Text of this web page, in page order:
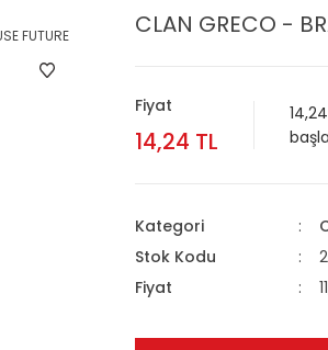
CLAN GRECO -
Fiyat
14,24 TL
Kategori
Stok Kodu
Fiyat